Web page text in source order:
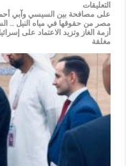
التعليقات
على مصافحة بين السيسي وآبي
أزمة الغاز وتزيد الاعتماد على
مغلقة